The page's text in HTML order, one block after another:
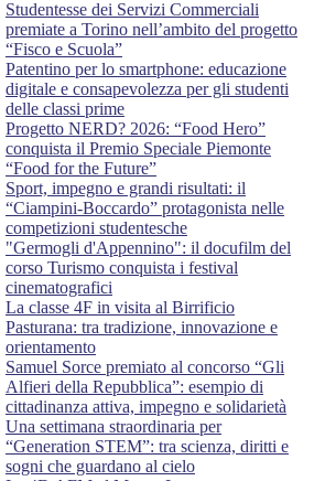
Studentesse dei Servizi Commerciali
premiate a Torino nell’ambito del progetto
“Fisco e Scuola”
Patentino per lo smartphone: educazione
digitale e consapevolezza per gli studenti
delle classi prime
Progetto NERD? 2026: “Food Hero”
conquista il Premio Speciale Piemonte
“Food for the Future”
Sport, impegno e grandi risultati: il
“Ciampini-Boccardo” protagonista nelle
competizioni studentesche
"Germogli d'Appennino": il docufilm del
corso Turismo conquista i festival
cinematografici
La classe 4F in visita al Birrificio
Pasturana: tra tradizione, innovazione e
orientamento
Samuel Sorce premiato al concorso “Gli
Alfieri della Repubblica”: esempio di
cittadinanza attiva, impegno e solidarietà
Una settimana straordinaria per
“Generation STEM”: tra scienza, diritti e
sogni che guardano al cielo